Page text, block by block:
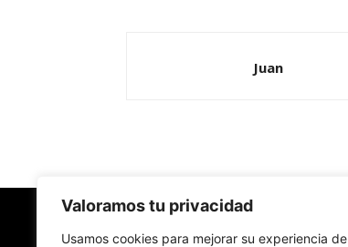
Valoramos tu privacidad
Usamos cookies para mejorar su experiencia de
Juan